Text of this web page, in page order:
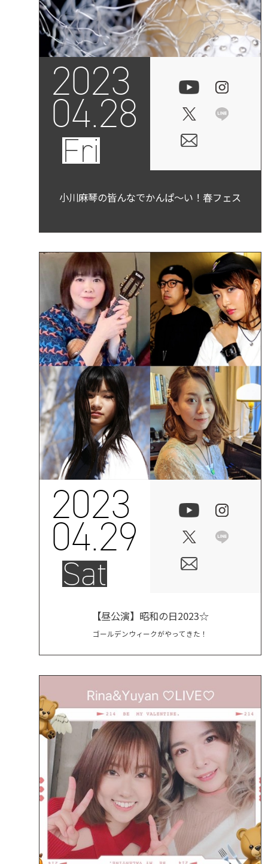
2023
04.28
Fri
小川麻琴の皆んなでかんぱ〜い！春フェス
2023
04.29
Sat
【昼公演】昭和の日2023☆
ゴールデンウィークがやってきた！